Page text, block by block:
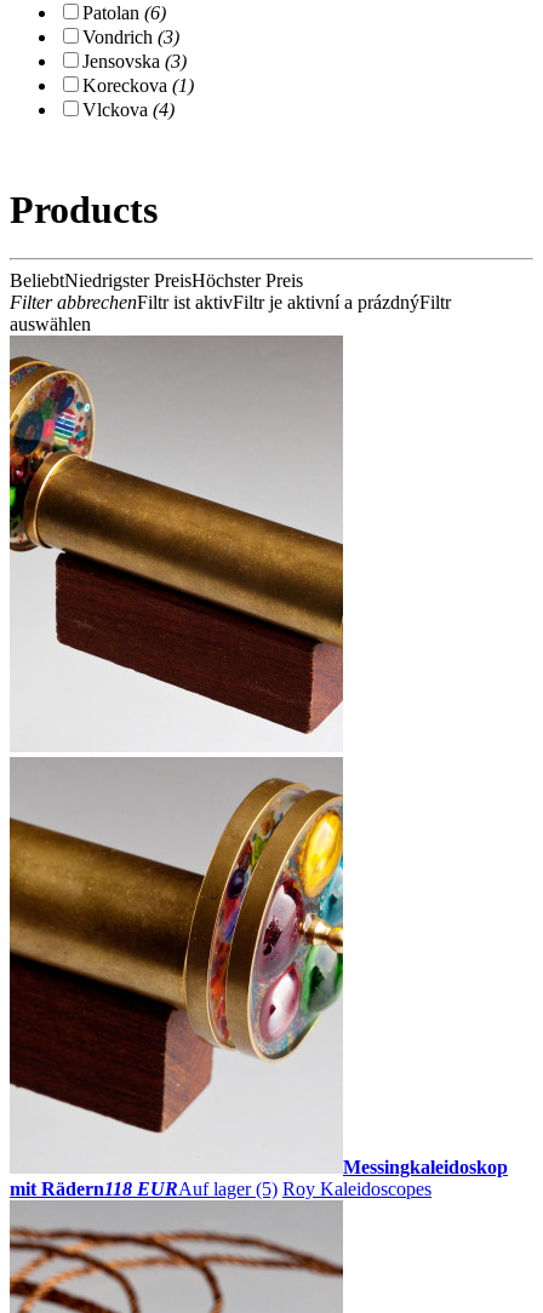
Patolan (6)
Vondrich (3)
Jensovska (3)
Koreckova (1)
Vlckova (4)
Products
BeliebtNiedrigster PreisHöchster Preis
Filter abbrechenFiltr ist aktivFiltr je aktivní a prázdnýFiltr
auswählen
Messingkaleidoskop
mit Rädern118 EURAuf lager (5) Roy Kaleidoscopes